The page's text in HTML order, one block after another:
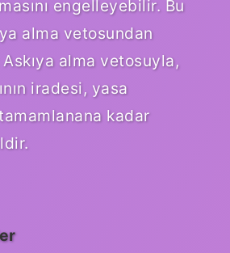
engelleyebilir. Bu
alma vetosundan
alma vetosuyla,
iradesi, yasa
kadar